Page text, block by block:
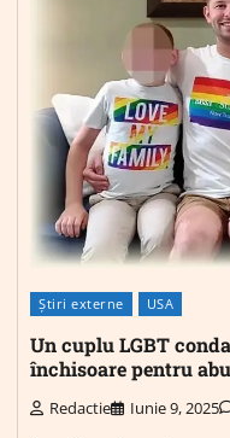
Știri externe USA
Un cuplu LGBT
închisoare pentru
Redactie Iunie 9, 2025